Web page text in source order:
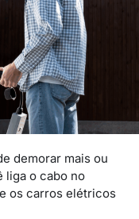
demorar mais ou
liga o cabo no
os carros elétricos